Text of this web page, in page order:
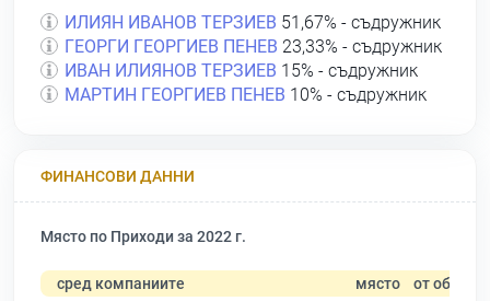
ИЛИЯН ИВАНОВ ТЕРЗИЕВ 51,67% - съдружник
ГЕОРГИ ГЕОРГИЕВ ПЕНЕВ 23,33% - съдружник
ИВАН ИЛИЯНОВ ТЕРЗИЕВ 15% - съдружник
МАРТИН ГЕОРГИЕВ ПЕНЕВ 10% - съдружник
ФИНАНСОВИ ДАННИ
Място по Приходи за 2022 г.
сред компаниите място от общо